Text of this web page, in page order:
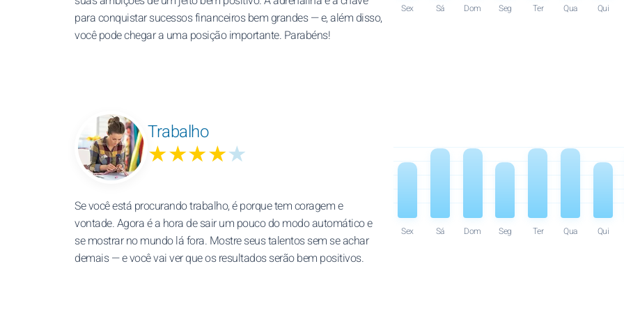
para conquistar sucessos financeiros bem grandes — e, além disso,
você pode chegar a uma posição importante. Parabéns!
Sex Sá Dom Seg Ter Qua Qui
Trabalho
★★★★★
Se você está procurando trabalho, é porque tem coragem e
vontade. Agora é a hora de sair um pouco do modo automático e
se mostrar no mundo lá fora. Mostre seus talentos sem se achar
demais — e você vai ver que os resultados serão bem positivos.
Sex Sá Dom Seg Ter Qua Qui